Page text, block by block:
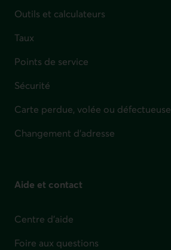
Outils et calculateurs
Taux
Points de service
Sécurité
Carte perdue, volée ou défectueuse
Changement d'adresse
Aide et contact
Centre d'aide
Foire aux questions